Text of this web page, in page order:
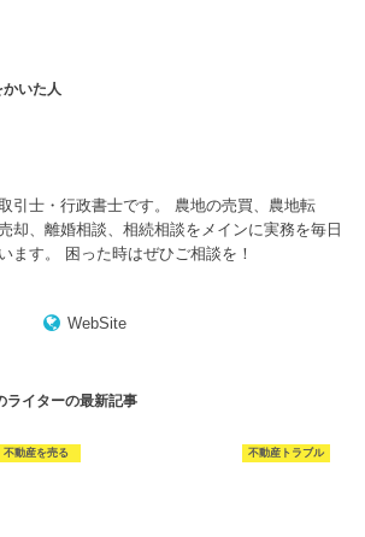
いた人
引士・行政書士です。 農地の売買、農地転
却、離婚相談、相続相談をメインに実務を毎日
ます。 困った時はぜひご相談を！
WebSite
ライターの最新記事
不動産を売る 不動産トラブル